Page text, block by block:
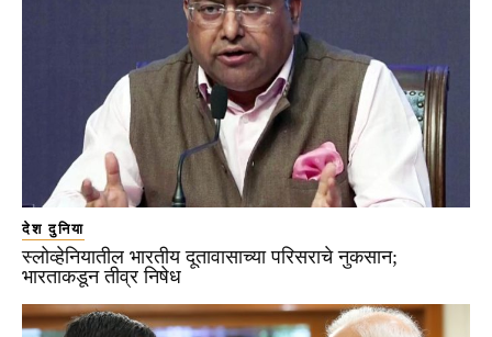
देश दुनिया
स्लोव्हेनियातील भारतीय दूतावासाच्या परिसराचे नुकसान;
भारताकडून तीव्र निषेध